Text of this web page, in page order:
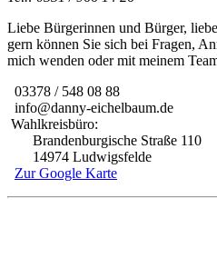
Liebe Bürgerinnen und Bürger,
gern können Sie sich bei Fragen,
mich wenden oder mit meinem
03378 / 548 08 88
info@danny-eichelbaum.de
Wahlkreisbüro:
Brandenburgische Straße 110
14974 Ludwigsfelde
Zur Google Karte